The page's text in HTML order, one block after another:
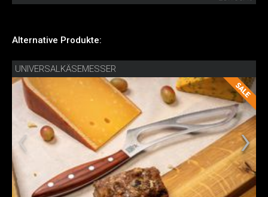
Alternative Produkte:
UNIVERSALKÄSEMESSER